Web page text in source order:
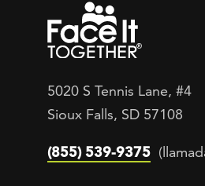
5020 S Tennis Lane, #4
Sioux Falls, SD 57108
(855) 539-9375